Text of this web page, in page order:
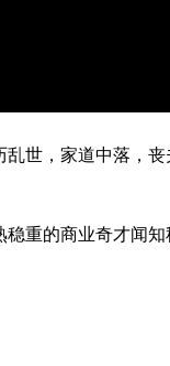
世，家道中落，
重的商业奇才闻